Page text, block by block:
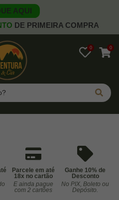
AQUI
DE PRIMEIRA COMPRA
0 0
Parcele em até
18x no cartão
E ainda pague
com 2 cartões
Ganhe 10% de
Desconto
No PIX, Boleto ou
Depósito.